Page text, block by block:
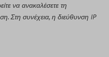
να ανακαλέσετε τη
Στη συνέχεια, η διεύθυνση IP